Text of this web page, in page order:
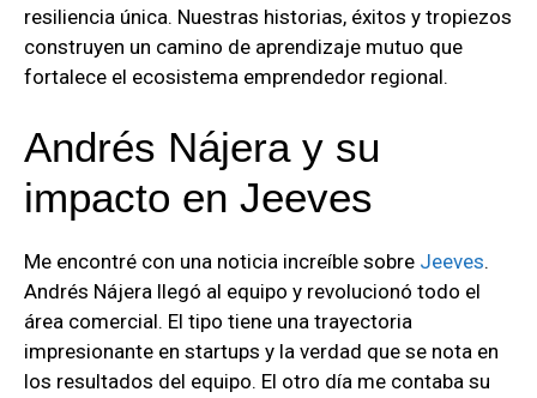
resiliencia única. Nuestras historias, éxitos y tropiezos
construyen un camino de aprendizaje mutuo que
fortalece el ecosistema emprendedor regional.
Andrés Nájera y su
impacto en Jeeves
Me encontré con una noticia increíble sobre Jeeves.
Andrés Nájera llegó al equipo y revolucionó todo el
área comercial. El tipo tiene una trayectoria
impresionante en startups y la verdad que se nota en
los resultados del equipo. El otro día me contaba su